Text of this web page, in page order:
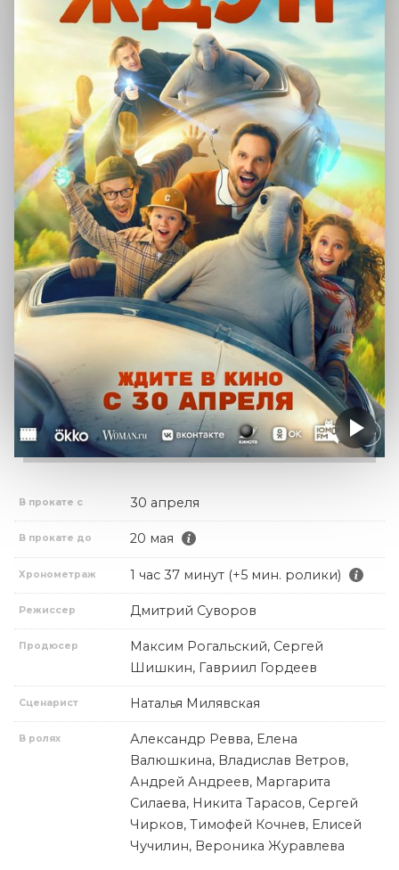
В прокате с 30 апреля
В прокате до 20 мая
Хронометраж 1 час 37 минут (+5 мин. ролики)
Режиссер Дмитрий Суворов
Продюсер
Максим Рогальский, Сергей
Шишкин, Гавриил Гордеев
Сценарист Наталья Милявская
В ролях
Александр Ревва, Елена
Валюшкина, Владислав Ветров,
Андрей Андреев, Маргарита
Силаева, Никита Тарасов, Сергей
Чирков, Тимофей Кочнев, Елисей
Чучилин, Вероника Журавлева